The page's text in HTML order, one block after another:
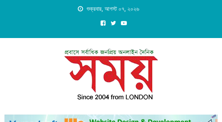
শুক্রবার, আগস্ট ০৭, ২০২৬
Daily Shomoy, Since 2004